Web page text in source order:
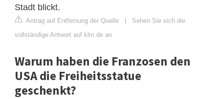
Stadt blickt.
Antrag auf Entfernung der Quelle
Sehen Sie sich die
vollständige Antwort auf klm.de an
Warum haben die Franzosen den
USA die Freiheitsstatue
geschenkt?